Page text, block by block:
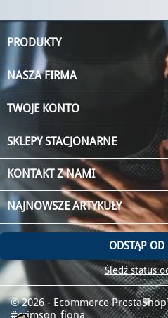
PRODUKTY
NASZA FIRMA
TWOJE KONTO
SKLEPY STACJONARNE
KONTAKT Z NAMI
NAJNOWSZE ARTYKUŁY
ODSTĄP
Śledź status
© 2026 - Ecommerce
#crimson_fiona